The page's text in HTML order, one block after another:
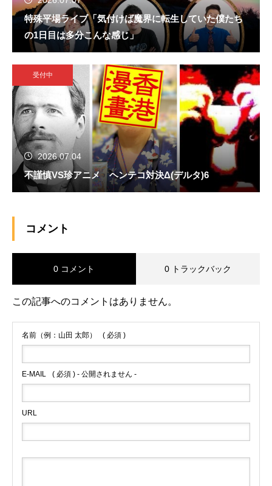
特殊平場ライブ「気付けば魔界に転生していた僕たち
の1日目は多分こんな感じ」
受付中
2026.07.04
不謹慎VS珍アニメ ヘンテコ対決Δ(デルタ)6
コメント
0 コメント 0 トラックバック
この記事へのコメントはありません。
名前（例：山田 太郎） ( 必須 )
E-MAIL ( 必須 ) - 公開されません -
URL